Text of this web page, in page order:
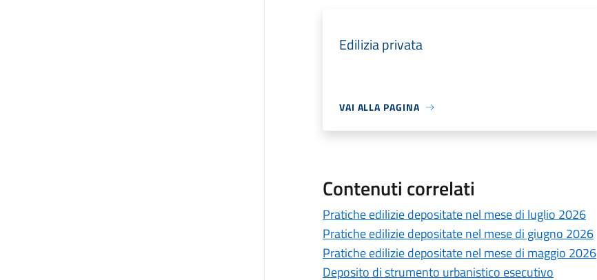
Edilizia privata
VAI ALLA PAGINA
Contenuti correlati
Pratiche edilizie depositate nel mese di luglio 2026
Pratiche edilizie depositate nel mese di giugno 2026
Pratiche edilizie depositate nel mese di maggio 2026
Deposito di strumento urbanistico esecutivo